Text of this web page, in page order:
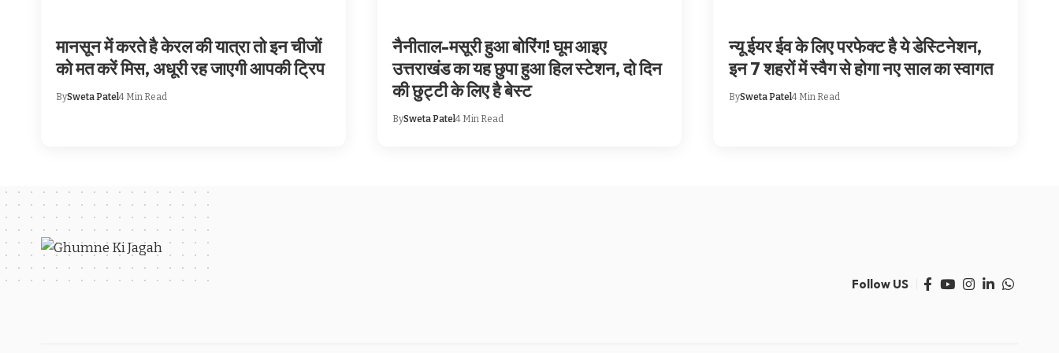
मानसून में करते है केरल की यात्रा तो इन चीजों
को मत करें मिस, अधूरी रह जाएगी आपकी ट्रिप
BySweta Patel4 Min Read
नैनीताल-मसूरी हुआ बोरिंग! घूम आइए
उत्तराखंड का यह छुपा हुआ हिल स्टेशन, दो दिन
की छुट्टी के लिए है बेस्ट
BySweta Patel4 Min Read
न्‍यू ईयर ईव के लिए परफेक्ट है ये डेस्टिनेशन,
इन 7 शहरों में स्वैग से होगा नए साल का स्वागत
BySweta Patel4 Min Read
Follow US